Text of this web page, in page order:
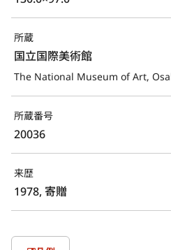
所蔵
国立国際美術館
The National Museum of Art,
所蔵番号
20036
来歴
1978, 寄贈